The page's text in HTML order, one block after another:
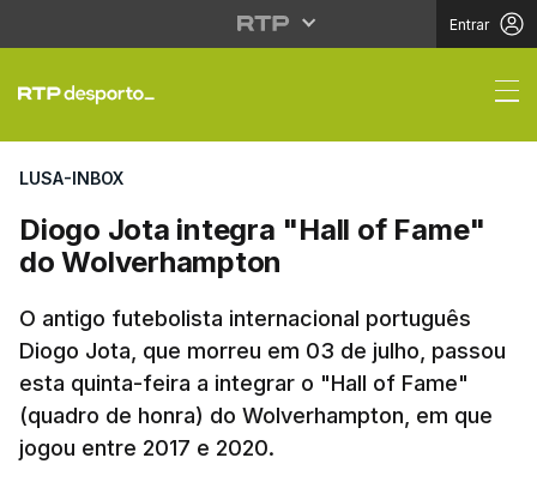
Entrar
Diogo Jota integra
LUSA-INBOX
Diogo Jota integra "Hall of Fame"
do Wolverhampton
O antigo futebolista internacional português
Diogo Jota, que morreu em 03 de julho, passou
esta quinta-feira a integrar o "Hall of Fame"
(quadro de honra) do Wolverhampton, em que
jogou entre 2017 e 2020.